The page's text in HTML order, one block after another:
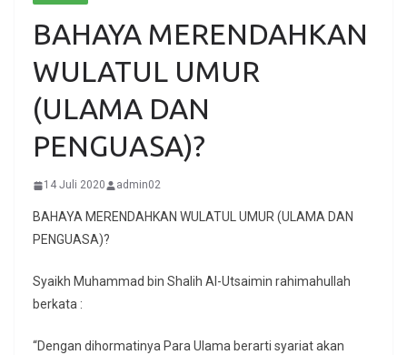
BAHAYA MERENDAHKAN
WULATUL UMUR
(ULAMA DAN
PENGUASA)?
14 Juli 2020 admin02
BAHAYA MERENDAHKAN WULATUL UMUR (ULAMA DAN
PENGUASA)?
Syaikh Muhammad bin Shalih Al-Utsaimin rahimahullah
berkata :
“Dengan dihormatinya Para Ulama berarti syariat akan